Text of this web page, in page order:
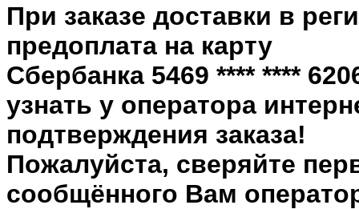
При заказе доставки в
предоплата на карту
Сбербанка 5469 **** ****
узнать у оператора
подтверждения заказа!
Пожалуйста, сверяйте
сообщённого Вам